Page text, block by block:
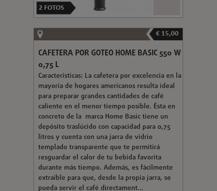
2 FOTOS
€ 15,00
CAFETERA POR GOTEO HOME BASIC 550 W
0,75 L
Características: La cafetera por excelencia en la
mayoría de hogares americanos resulta ideal
para preparar grandes cantidades de café
caliente en el menor tiempo posible. Ésta en
concreto de la marca Home Basic tiene un
depósito traslúcido con capacidad para 0,75
litros y cuenta con una jarra de vidrio
templado transparente que te permitirá
resguardar el calor de tu bebida favorita
durante más tiempo. Además, es fácilmente
extraíble para que, desde la propia jarra, se
pueda servir el café directament...